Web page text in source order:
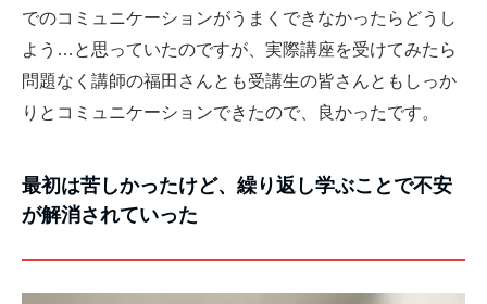
でのコミュニケーションがうまくできなかったらどうし
よう…と思っていたのですが、実際講座を受けてみたら
問題なく講師の福田さんとも受講生の皆さんともしっか
りとコミュニケーションできたので、良かったです。
最初は苦しかったけど、繰り返し学ぶことで不安
が解消されていった